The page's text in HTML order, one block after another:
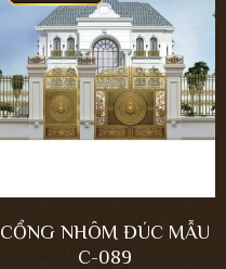
CỔNG NHÔM ĐÚC MẪU
C-089